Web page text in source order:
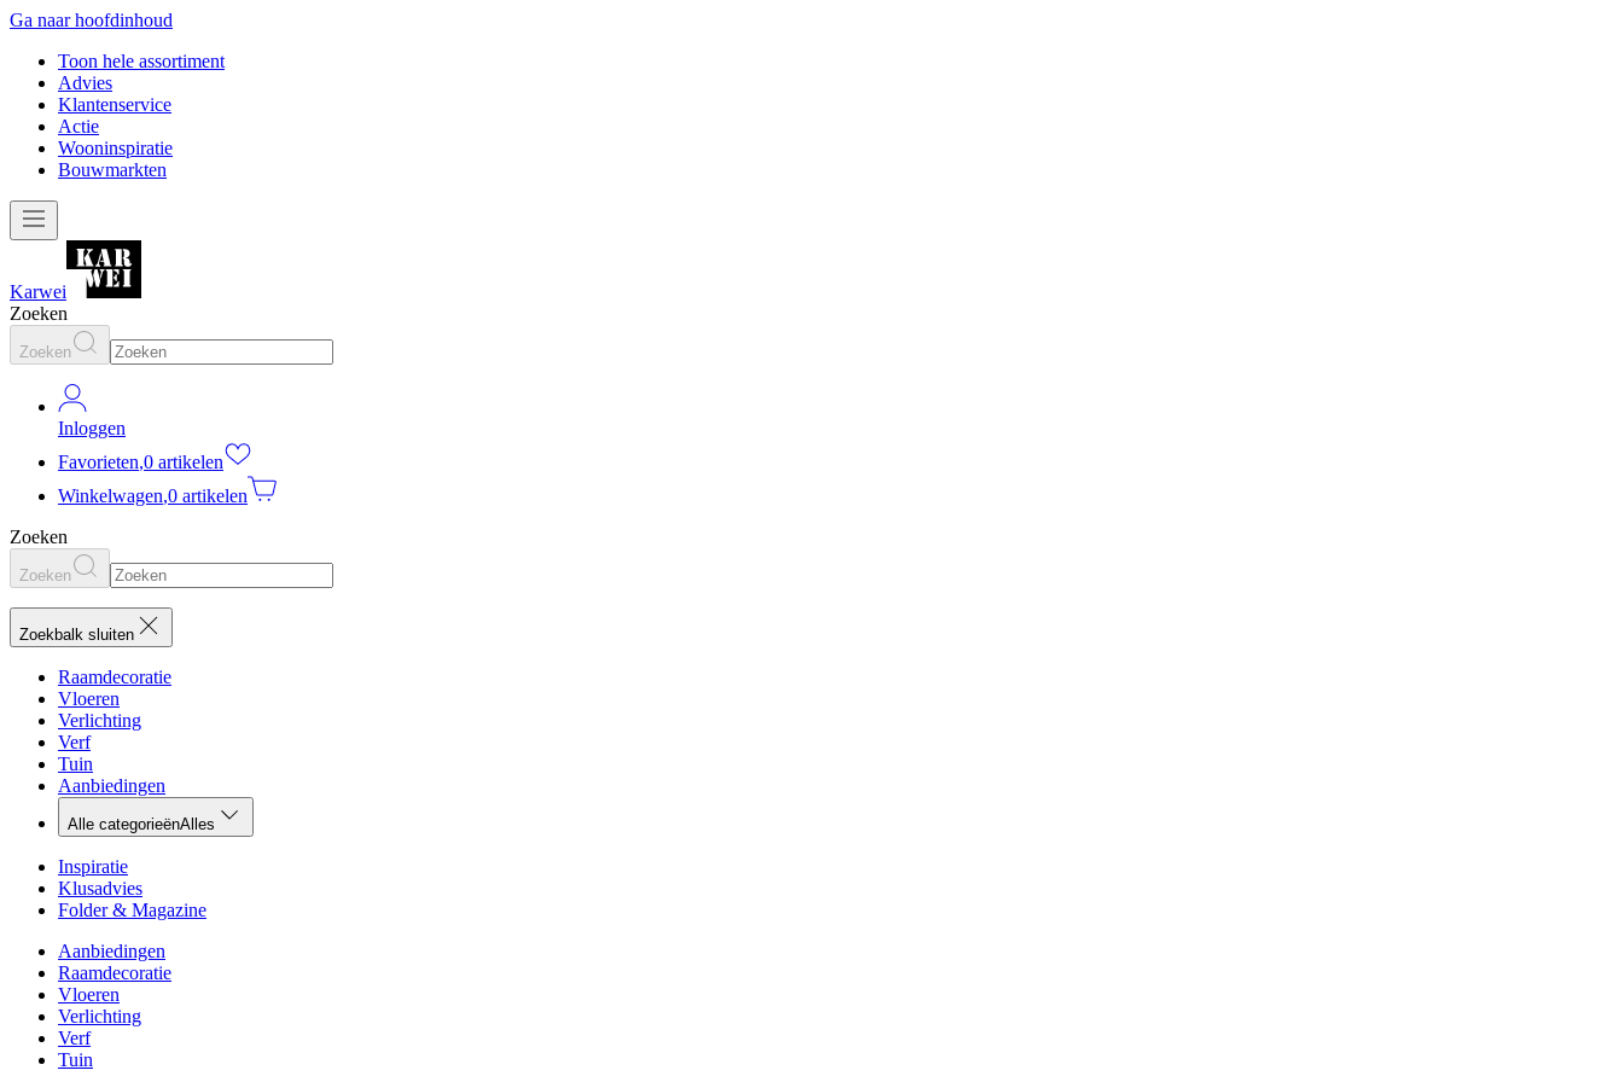
Ga naar hoofdinhoud
Toon hele assortiment
Advies
Klantenservice
Actie
Wooninspiratie
Bouwmarkten
Karwei
Zoeken
Zoeken
Inloggen
Favorieten,0 artikelen
Winkelwagen,0 artikelen
Zoeken
Zoeken
Zoekbalk sluiten
Raamdecoratie
Vloeren
Verlichting
Verf
Tuin
Aanbiedingen
Alle categorieënAlles
Inspiratie
Klusadvies
Folder & Magazine
Aanbiedingen
Raamdecoratie
Vloeren
Verlichting
Verf
Tuin